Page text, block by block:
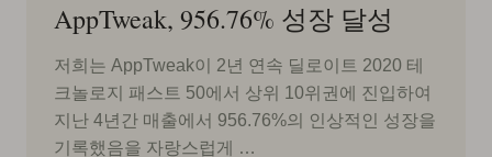
AppTweak, 956.76% 성장 달성
저희는 AppTweak이 2년 연속 딜로이트 2020 테
크놀로지 패스트 50에서 상위 10위권에 진입하여
지난 4년간 매출에서 956.76%의 인상적인 성장을
기록했음을 자랑스럽게 …